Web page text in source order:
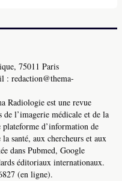
75011 Paris
: redaction@thema-
Radiologie est une revue
de l’imagerie médicale et de la
d’information de
santé, aux chercheurs et aux
dans Pubmed, Google
éditoriaux internationaux.
(en ligne).